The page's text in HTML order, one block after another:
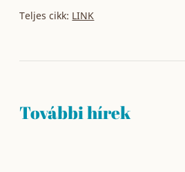
Teljes cikk: LINK
További hírek